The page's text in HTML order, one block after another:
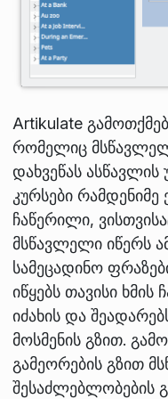
Artikulate
რომელიც
დახვეწას ასწავლის
კურსები
ჩაწერილი,
მსწავლელი იწერს
სამეცადინო
იწყებს თავისი
იძახის და
მოსმენის გზით.
გამეორების გზით
შესაძლებლობების